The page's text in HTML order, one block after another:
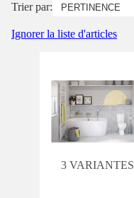
Trier par:
Ignorer la liste d'articles
3 VARIANTES